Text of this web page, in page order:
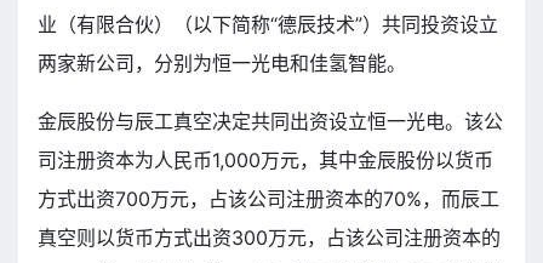
业（有限合伙）（以下简称“德辰技术”）共同投资设立
两家新公司，分别为恒一光电和佳氢智能。
金辰股份与辰工真空决定共同出资设立恒一光电。该公
司注册资本为人民币1,000万元，其中金辰股份以货币
方式出资700万元，占该公司注册资本的70%，而辰工
真空则以货币方式出资300万元，占该公司注册资本的